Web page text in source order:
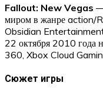
Fallout: New Vegas —
миром в жанре action/
Obsidian
22 октября 2010
360, Xbox Cloud
Сюжет игры